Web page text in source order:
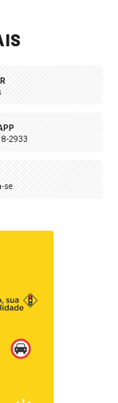
2933
se